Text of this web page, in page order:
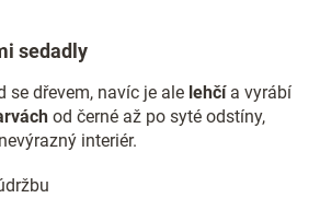
sedadly
se dřevem, navíc je ale lehčía vyrábí
od černé až po syté odstíny,
interiér.